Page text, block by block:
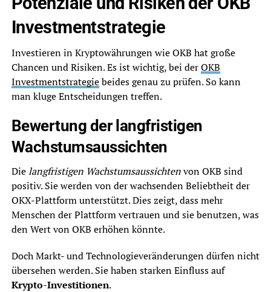
Investmentstrategie
Investieren in Kryptowährungen wie OKB hat große
Chancen und Risiken. Es ist wichtig, bei derOKB
Investmentstrategiebeides genau zu prüfen. So kann
man kluge Entscheidungen treffen.
Bewertung der langfristigen
Wachstumsaussichten
Dielangfristigen Wachstumsaussichtenvon OKB sind
positiv. Sie werden von der wachsenden Beliebtheit der
OKX-Plattform unterstützt. Dies zeigt, dass mehr
Menschen der Plattform vertrauen und sie benutzen, was
den Wert von OKB erhöhen könnte.
Doch Markt- und Technologieveränderungen dürfen nicht
übersehen werden. Sie haben starken Einfluss auf
Krypto-Investitionen.